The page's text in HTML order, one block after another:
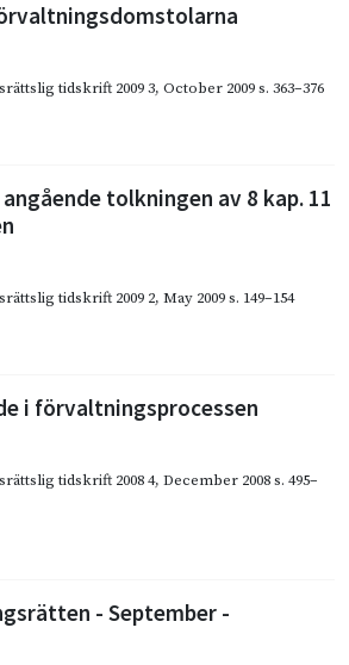
tidskrift 2009 3, October 2009s. 363–376
tolkningen av 8 kap. 11
tidskrift 2009 2, May 2009s. 149–154
i förvaltningsprocessen
tidskrift 2008 4, December 2008s. 495–
- September -